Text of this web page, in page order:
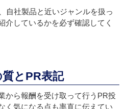
自社製品と近いジャンルを扱っ
介しているかを必ず確認してく
とPR表記
から報酬を受け取って行うPR投
く気になる点も率直に伝えてい